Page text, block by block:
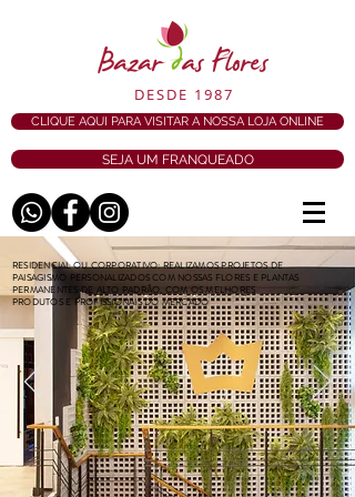
DESDE 1987
CLIQUE AQUI PARA VISITAR A NOSSA LOJA ONLINE
SEJA UM FRANQUEADO
RESIDENCIAL OU CORPORATIVO: REALIZAMOS PROJETOS DE
PAISAGISMO PERSONALIZADOS COM NOSSAS FLORES E PLANTAS
PERMANENTES DE ALTO PADRÃO, COM OS MELHORES
PRODUTOS E PROFISSIONAIS DO MERCADO